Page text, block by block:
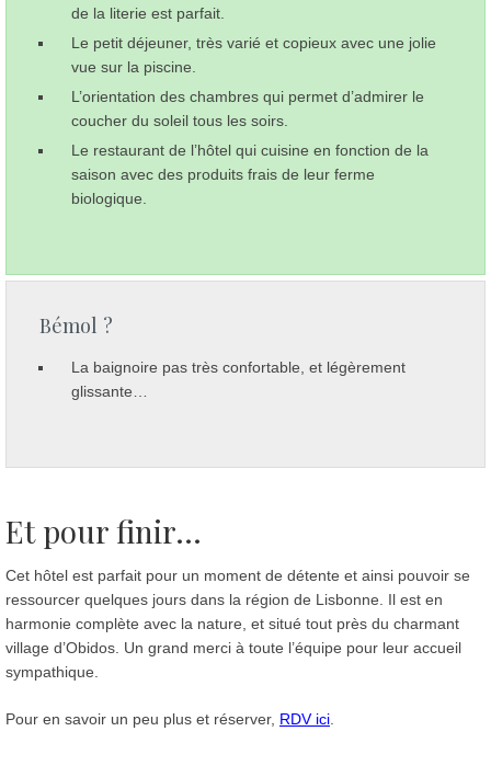
de la literie est parfait.
Le petit déjeuner, très varié et copieux avec une jolie
vue sur la piscine.
L’orientation des chambres qui permet d’admirer le
coucher du soleil tous les soirs.
Le restaurant de l’hôtel qui cuisine en fonction de la
saison avec des produits frais de leur ferme
biologique.
Bémol ?
La baignoire pas très confortable, et légèrement
glissante…
Et pour finir...
Cet hôtel est parfait pour un moment de détente et ainsi pouvoir se
ressourcer quelques jours dans la région de Lisbonne. Il est en
harmonie complète avec la nature, et situé tout près du charmant
village d’Obidos. Un grand merci à toute l’équipe pour leur accueil
sympathique.
Pour en savoir un peu plus et réserver, RDV ici